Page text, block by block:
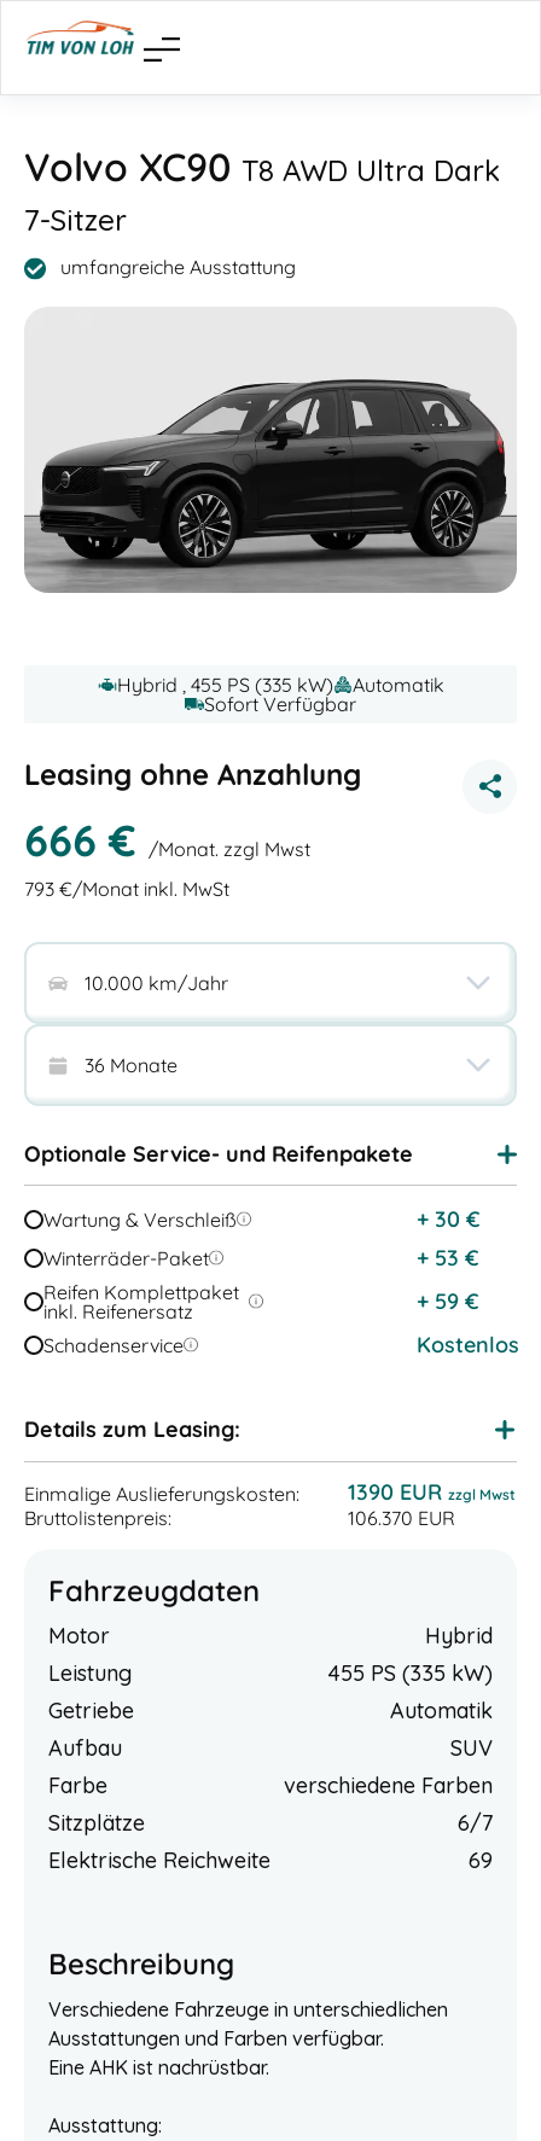
Volvo XC90 T8 AWD Ultra Dark
7-Sitzer
umfangreiche Ausstattung
Fahrzeugdaten
Motor
Hybrid
Leistung
455 PS (335 kW)
Getriebe
Automatik
Aufbau
SUV
Farbe
verschiedene Farben
Sitzplätze
6/7
Elektrische Reichweite
69
Beschreibung
Verschiedene Fahrzeuge in unterschiedlichen
Ausstattungen und Farben verfügbar.
Eine AHK ist nachrüstbar.
Ausstattung:
Hybrid , 455 PS (335 kW)
Automatik
Sofort Verfügbar
Leasing ohne Anzahlung
666 € /Monat. zzgl Mwst
793 €/Monat inkl. MwSt
Optionale Service- und Reifenpakete
Wartung & Verschleiß + 30 €
Winterräder-Paket + 53 €
Reifen Komplettpaket
inkl. Reifenersatz
+ 59 €
Schadenservice Kostenlos
Details zum Leasing:
Einmalige Auslieferungskosten: 1390 EUR zzgl Mwst
Bruttolistenpreis: 106.370 EUR